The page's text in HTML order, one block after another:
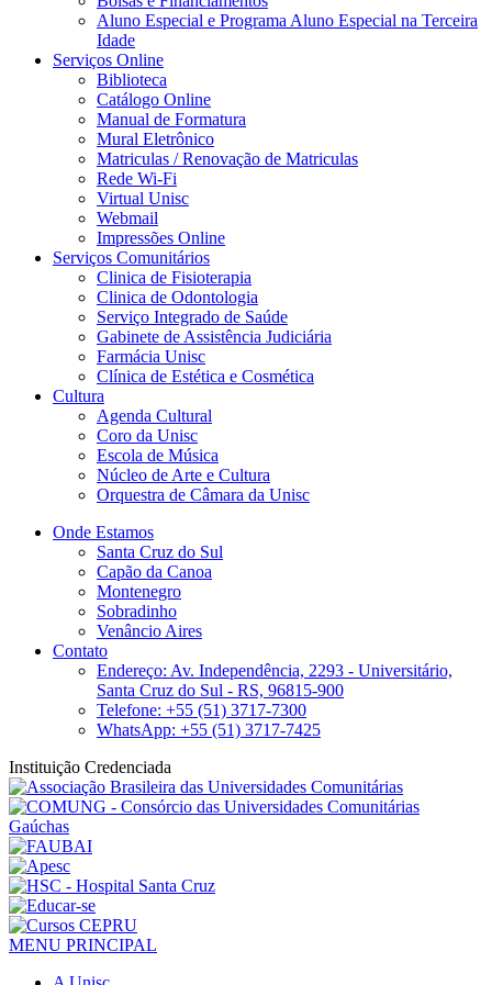
Aluno Especial e Programa Aluno Especial na Terceira
Idade
Serviços Online
Biblioteca
Catálogo Online
Manual de Formatura
Mural Eletrônico
Matriculas / Renovação de Matriculas
Rede Wi-Fi
Virtual Unisc
Webmail
Impressões Online
Serviços Comunitários
Clinica de Fisioterapia
Clinica de Odontologia
Serviço Integrado de Saúde
Gabinete de Assistência Judiciária
Farmácia Unisc
Clínica de Estética e Cosmética
Cultura
Agenda Cultural
Coro da Unisc
Escola de Música
Núcleo de Arte e Cultura
Orquestra de Câmara da Unisc
Onde Estamos
Santa Cruz do Sul
Capão da Canoa
Montenegro
Sobradinho
Venâncio Aires
Contato
Endereço: Av. Independência, 2293 - Universitário,
Santa Cruz do Sul - RS, 96815-900
Telefone: +55 (51) 3717-7300
WhatsApp: +55 (51) 3717-7425
Instituição Credenciada
MENU PRINCIPAL